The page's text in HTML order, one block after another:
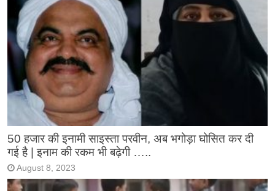
50 हजार की इनामी साइस्ता परवीन, अब भगोड़ा घोसित कर दी
गई है | इनाम की रकम भी बढ़ेगी …..
August 8, 2023